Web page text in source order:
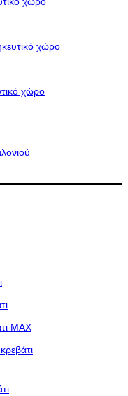
χώρο
χώρο
MAX